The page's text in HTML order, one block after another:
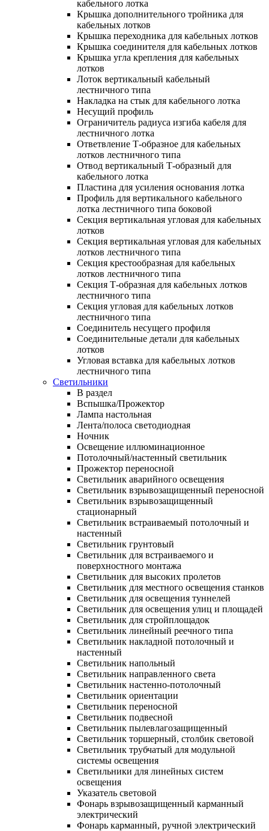
кабельного лотка
Крышка дополнительного тройника для
кабельных лотков
Крышка переходника для кабельных лотков
Крышка соединителя для кабельных лотков
Крышка угла крепления для кабельных
лотков
Лоток вертикальный кабельный
лестничного типа
Накладка на стык для кабельного лотка
Несущий профиль
Ограничитель радиуса изгиба кабеля для
лестничного лотка
Ответвление Т-образное для кабельных
лотков лестничного типа
Отвод вертикальный Т-образный для
кабельного лотка
Пластина для усиления основания лотка
Профиль для вертикального кабельного
лотка лестничного типа боковой
Секция вертикальная угловая для кабельных
лотков
Секция вертикальная угловая для кабельных
лотков лестничного типа
Секция крестообразная для кабельных
лотков лестничного типа
Секция Т-образная для кабельных лотков
лестничного типа
Секция угловая для кабельных лотков
лестничного типа
Соединитель несущего профиля
Соединительные детали для кабельных
лотков
Угловая вставка для кабельных лотков
лестничного типа
Светильники
В раздел
Вспышка/Прожектор
Лампа настольная
Лента/полоса светодиодная
Ночник
Освещение иллюминационное
Потолочный/настенный светильник
Прожектор переносной
Светильник аварийного освещения
Светильник взрывозащищенный переносной
Светильник взрывозащищенный
стационарный
Светильник встраиваемый потолочный и
настенный
Светильник грунтовый
Светильник для встраиваемого и
поверхностного монтажа
Светильник для высоких пролетов
Светильник для местного освещения станков
Светильник для освещения туннелей
Светильник для освещения улиц и площадей
Светильник для стройплощадок
Светильник линейный реечного типа
Светильник накладной потолочный и
настенный
Светильник напольный
Светильник направленного света
Светильник настенно-потолочный
Светильник ориентации
Светильник переносной
Светильник подвесной
Светильник пылевлагозащищенный
Светильник торшерный, столбик световой
Светильник трубчатый для модульной
системы освещения
Светильники для линейных систем
освещения
Указатель световой
Фонарь взрывозащищенный карманный
электрический
Фонарь карманный, ручной электрический